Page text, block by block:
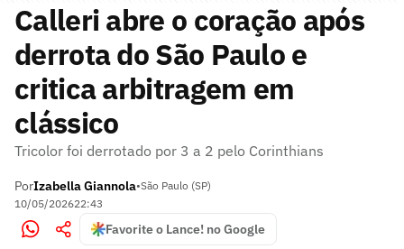
Calleri abre o coração após
derrota do São Paulo e
critica arbitragem em
clássico
Tricolor foi derrotado por 3 a 2 pelo Corinthians
PorIzabella Giannola•São Paulo (SP)
10/05/202622:43
Favorite o Lance! no Google